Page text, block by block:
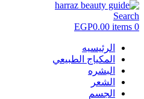
Search
0
items
EGP0.00
الرئيسيه
المكياج الطبيعي
البشره
الشعر
الجسم